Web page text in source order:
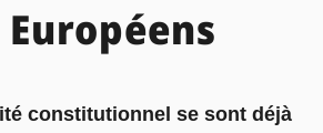
Européens
constitutionnel se sont déjà